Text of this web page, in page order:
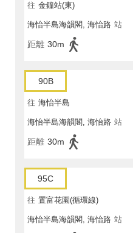
往 金鐘站(東)
海怡半島海韻閣, 海怡路 站
距離 30m
90B
往 海怡半島
海怡半島海韻閣, 海怡路 站
距離 30m
95C
往 置富花園(循環線)
海怡半島海韻閣, 海怡路 站